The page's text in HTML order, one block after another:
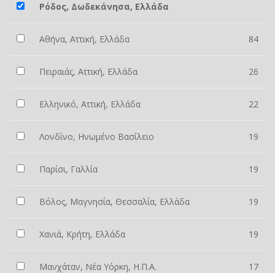
Ρόδος, Δωδεκάνησα, Ελλάδα
Αθήνα, Αττική, Ελλάδα 84
Πειραιάς, Αττική, Ελλάδα 26
Ελληνικό, Αττική, Ελλάδα 22
Λονδίνο, Ηνωμένο Βασίλειο 19
Παρίσι, Γαλλία 19
Βόλος, Μαγνησία, Θεσσαλία, Ελλάδα 19
Χανιά, Κρήτη, Ελλάδα 19
Μανχάταν, Νέα Υόρκη, Η.Π.Α. 17